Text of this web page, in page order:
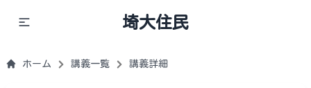
埼大住民
ホーム 講義一覧 講義詳細